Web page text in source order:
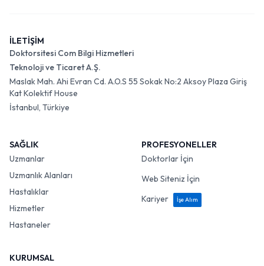
İLETİŞİM
Doktorsitesi Com Bilgi Hizmetleri
Teknoloji ve Ticaret A.Ş.
Maslak Mah. Ahi Evran Cd. A.O.S 55 Sokak No:2 Aksoy Plaza Giriş
Kat Kolektif House
İstanbul, Türkiye
SAĞLIK
Uzmanlar
Uzmanlık Alanları
Hastalıklar
Hizmetler
Hastaneler
PROFESYONELLER
Doktorlar İçin
Web Siteniz İçin
Kariyer
İşe Alım
KURUMSAL